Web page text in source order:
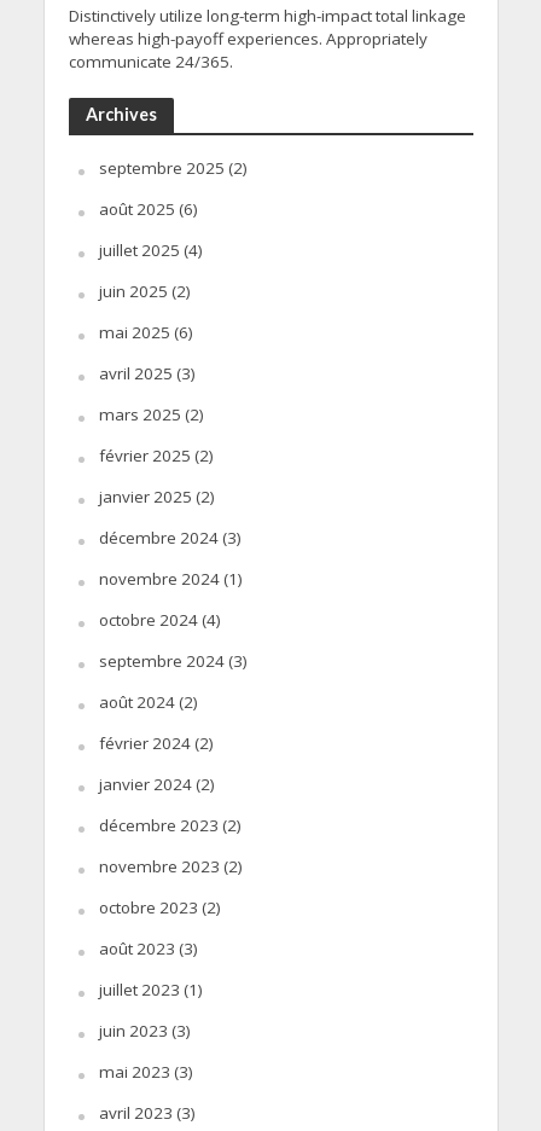
Distinctively utilize long-term high-impact total linkage
whereas high-payoff experiences. Appropriately
communicate 24/365.
Archives
septembre 2025 (2)
août 2025 (6)
juillet 2025 (4)
juin 2025 (2)
mai 2025 (6)
avril 2025 (3)
mars 2025 (2)
février 2025 (2)
janvier 2025 (2)
décembre 2024(3)
novembre 2024(1)
octobre 2024(4)
septembre 2024(3)
août 2024(2)
février 2024(2)
janvier 2024(2)
décembre 2023 (2)
novembre 2023 (2)
octobre 2023 (2)
août 2023 (3)
juillet 2023 (1)
juin 2023 (3)
mai 2023 (3)
avril 2023 (3)